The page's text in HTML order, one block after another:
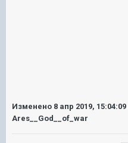
Изменено 8 апр 2019, 15:04:09
Ares__God__of_war